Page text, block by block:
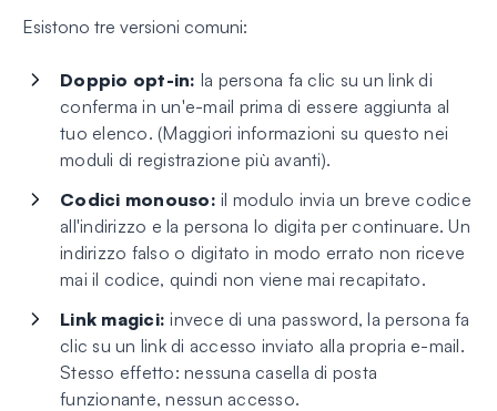
Esistono tre versioni comuni:
Doppio opt-in: la persona fa clic su un link di
conferma in un'e-mail prima di essere aggiunta al
tuo elenco. (Maggiori informazioni su questo nei
moduli di registrazione più avanti).
Codici monouso: il modulo invia un breve codice
all'indirizzo e la persona lo digita per continuare. Un
indirizzo falso o digitato in modo errato non riceve
mai il codice, quindi non viene mai recapitato.
Link magici: invece di una password, la persona fa
clic su un link di accesso inviato alla propria e-mail.
Stesso effetto: nessuna casella di posta
funzionante, nessun accesso.